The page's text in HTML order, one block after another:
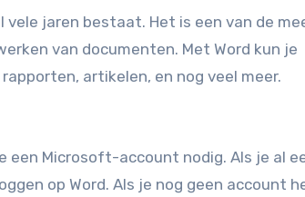
jaren bestaat. Het is een van de
van documenten. Met Word kun je
artikelen, en nog veel meer.
een Microsoft-account nodig. Als je al
op Word. Als je nog geen account